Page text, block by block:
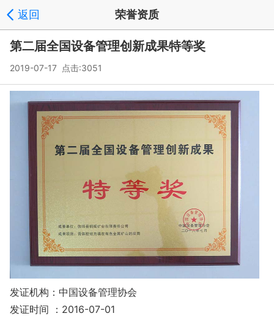
返回 荣誉资质
第二届全国设备管理创新成果特等奖
2019-07-17 点击:3051
发证机构：中国设备管理协会
发证时间 ：2016-07-01